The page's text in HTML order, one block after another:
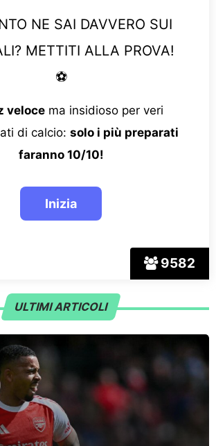
9582
NE SAI DAVVERO SUI
METTITI ALLA PROVA!
⚽
velocema insidioso per veri
di calcio: solo i più preparati
faranno 10/10!
ULTIMI ARTICOLI